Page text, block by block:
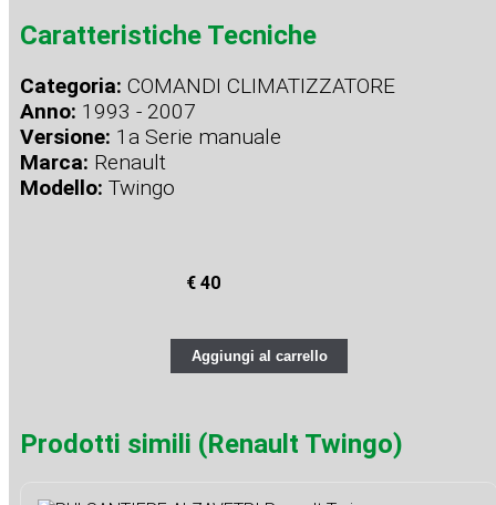
Caratteristiche Tecniche
Categoria: COMANDI CLIMATIZZATORE
Anno: 1993 - 2007
Versione: 1a Serie manuale
Marca: Renault
Modello: Twingo
€ 40
Aggiungi al carrello
Prodotti simili (Renault Twingo)